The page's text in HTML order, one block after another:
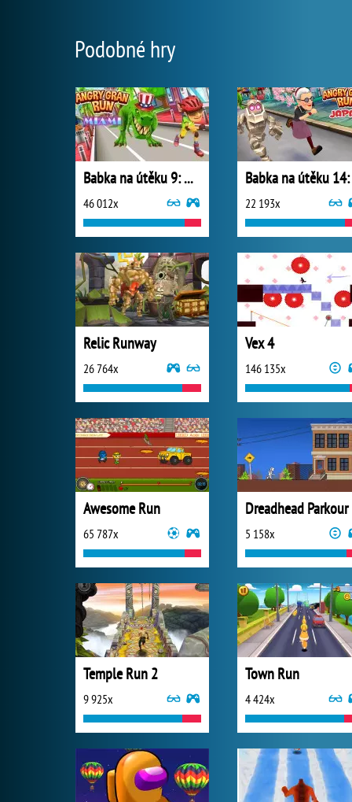
Podobné hry
Babka na útěku 9: Miami
46 012x 22 193x
Relic Runway
26 764x
Vex 4
146 135x
Awesome Run
65 787x
Dreadhead Parkour
5 158x
Temple Run 2
9 925x
Town Run
4 424x